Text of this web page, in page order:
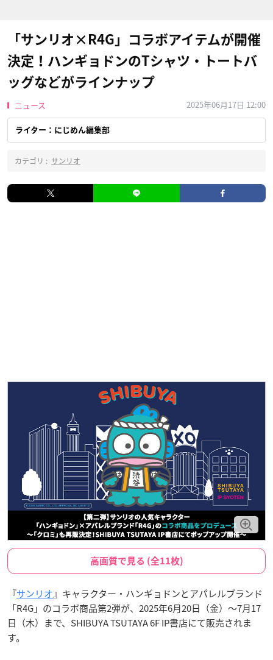
「サンリオ×R4G」コラボアイテムが開催
決定！ハンギョドンのTシャツ・トートバ
ッグなどがラインナップ
ニュース 2025年06月17日 12:00
ライター：にじめん編集部
カテゴリ : サンリオ
高画質で見る (全11枚)
『サンリオ』キャラクター・ハンギョドンとアパレルブランド
「R4G」のコラボ商品第2弾が、2025年6月20日（金）〜7月17
日（木）まで、SHIBUYA TSUTAYA 6F IP書店にて販売されま
す。